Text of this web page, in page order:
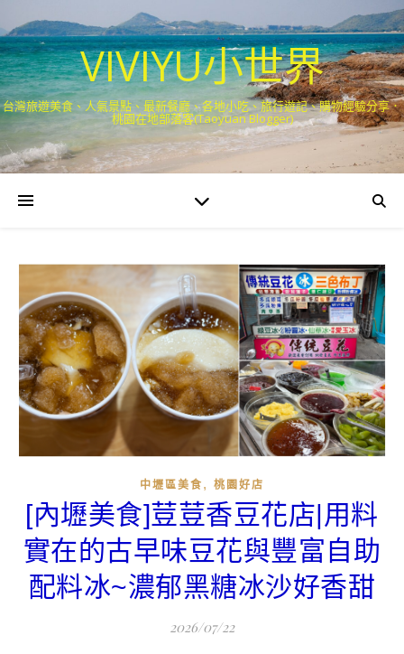
VIVIYU小世界
台灣旅遊美食、人氣景點、最新餐廳、各地小吃、旅行遊記、購物經驗分享．
桃園在地部落客(Taoyuan Blogger)
中壢區美食 , 桃園好店
[內壢美食]荳荳香豆花店|用料
實在的古早味豆花與豐富自助
配料冰~濃郁黑糖冰沙好香甜
2026/07/22